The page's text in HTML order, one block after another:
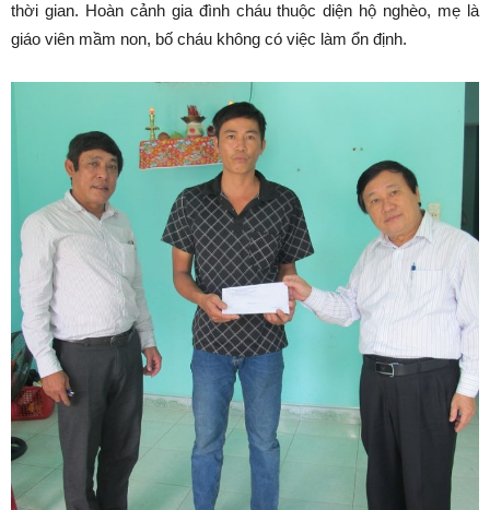
thời gian. Hoàn cảnh gia đình cháu thuộc diện hộ nghèo, mẹ là
giáo viên mầm non, bố cháu không có việc làm ổn định.